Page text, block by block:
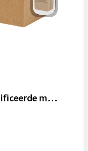
Bjorn 360 ml RCS-gecertificeerde mok van gerecycled roestvrijstaal met koperen vacuümisolatie